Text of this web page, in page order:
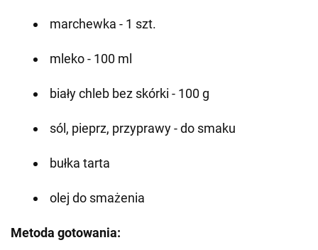
marchewka - 1 szt.
mleko - 100 ml
biały chleb bez skórki - 100 g
sól, pieprz, przyprawy - do smaku
bułka tarta
olej do smażenia
Metoda gotowania: